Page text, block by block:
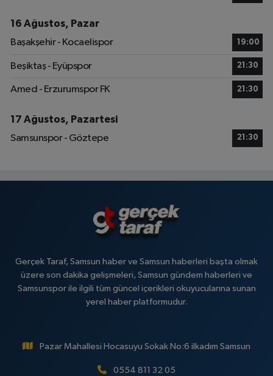
16 Ağustos, Pazar
Başakşehir - Kocaelispor
19:00
Beşiktaş - Eyüpspor 21:30
Amed - Erzurumspor FK 21:30
17 Ağustos, Pazartesi
Samsunspor - Göztepe
21:30
Gerçek Taraf, Samsun haber ve Samsun haberleri başta olmak
üzere son dakika gelişmeleri, Samsun gündem haberleri ve
Samsunspor ile ilgili tüm güncel içerikleri okuyucularına sunan
yerel haber platformudur.
Pazar Mahallesi Hocasuyu Sokak No:6 ilkadım Samsun
0554 811 32 05